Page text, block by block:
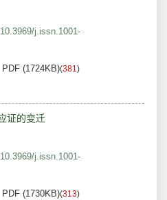
10.3969/j.issn.1001-
PDF (1724KB)(381)
证的变迁
10.3969/j.issn.1001-
PDF (1730KB)(313)